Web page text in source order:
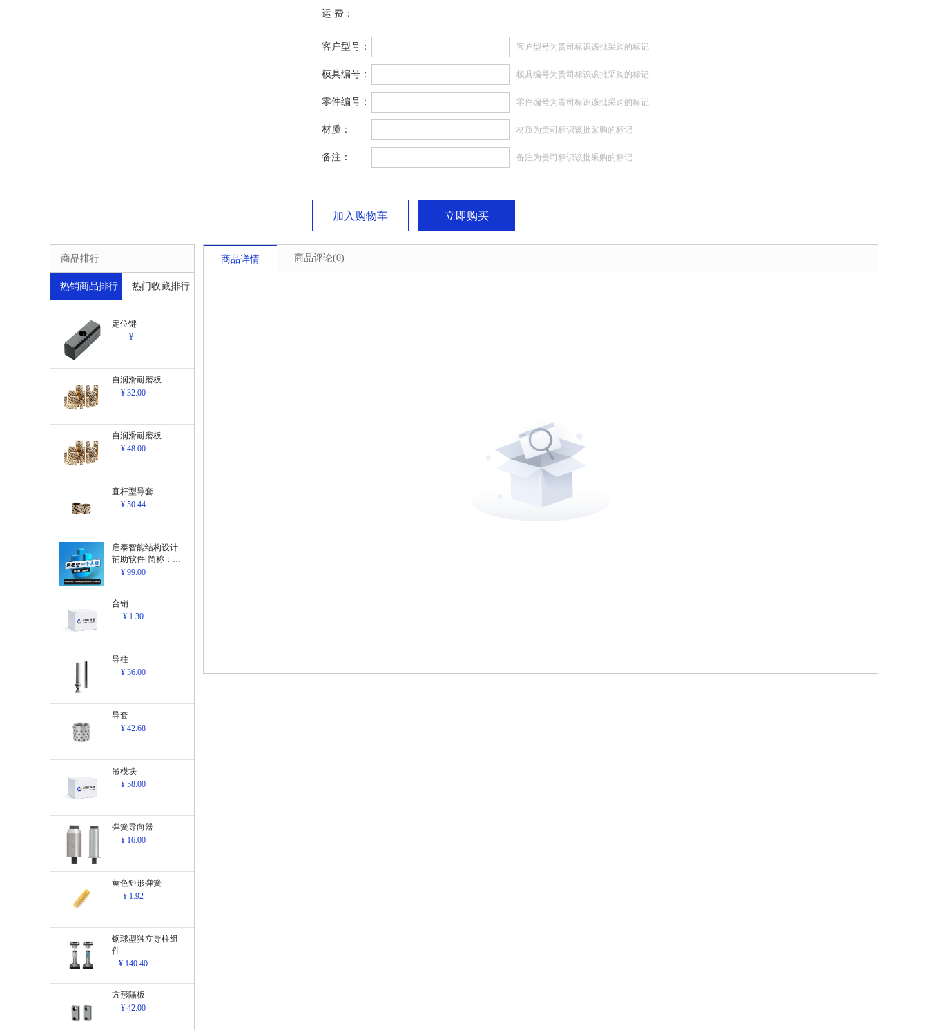
运 费： -
客户型号： 客户型号为贵司标识该批采购的标记
模具编号： 模具编号为贵司标识该批采购的标记
零件编号： 零件编号为贵司标识该批采购的标记
材质： 材质为贵司标识该批采购的标记
备注： 备注为贵司标识该批采购的标记
加入购物车 立即购买
商品排行
热销商品排行 热门收藏排行
定位键
¥ -
自润滑耐磨板
¥ 32.00
自润滑耐磨板
¥ 48.00
直杆型导套
¥ 50.44
启泰智能结构设计
辅助软件[简称：结
构设计辅助软
¥ 99.00
合销
¥ 1.30
导柱
¥ 36.00
导套
¥ 42.68
吊模块
¥ 58.00
弹簧导向器
¥ 16.00
黄色矩形弹簧
¥ 1.92
钢球型独立导柱组
件
¥ 140.40
方形隔板
¥ 42.00
商品详情 商品评论(0)